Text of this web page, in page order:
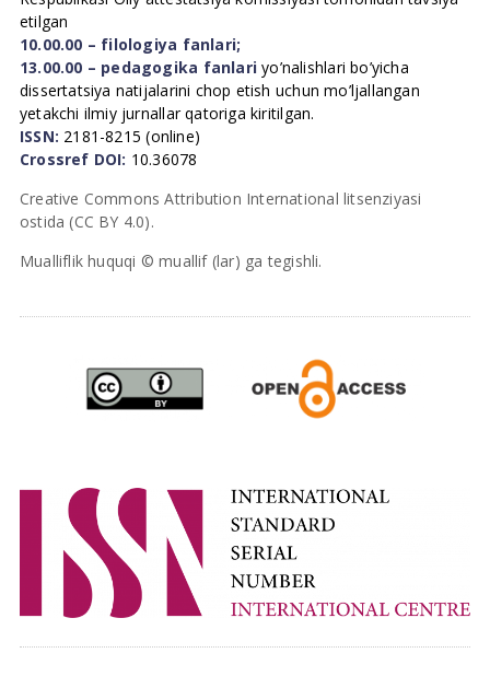
etilgan
10.00.00 – filologiya fanlari;
13.00.00 – pedagogika fanlari yo’nalishlari bo’yicha
dissertatsiya natijalarini chop etish uchun mo’ljallangan
yetakchi ilmiy jurnallar qatoriga kiritilgan.
ISSN: 2181-8215 (online)
Crossref DOI: 10.36078
Creative Commons Attribution International litsenziyasi
ostida (CC BY 4.0).
Mualliflik huquqi © muallif (lar) ga tegishli.